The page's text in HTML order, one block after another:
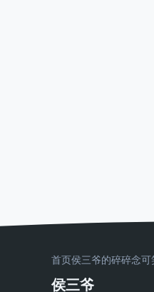
首页侯三爷的碎碎念可
侯三爷